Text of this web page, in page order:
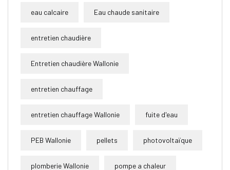
eau calcaire Eau chaude sanitaire
entretien chaudière
Entretien chaudière Wallonie
entretien chauffage
entretien chauffage Wallonie fuite d'eau
PEB Wallonie pellets photovoltaïque
plomberie Wallonie pompe a chaleur